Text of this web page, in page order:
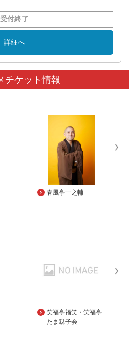
受付終了
詳細へ
チケット情報
春風亭一之輔
笑福亭福笑・笑福亭
たま親子会